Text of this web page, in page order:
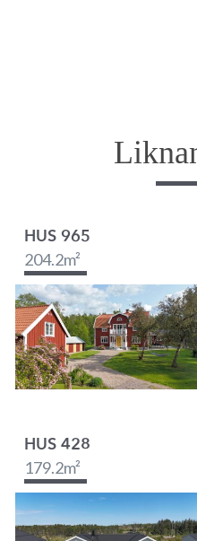
HUS 965
204.2m²
HUS 428
179.2m²